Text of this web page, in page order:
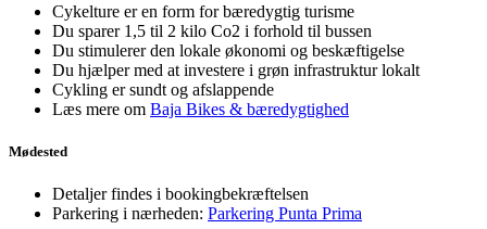
Cykelture er en form for bæredygtig turisme
Du sparer 1,5 til 2 kilo Co2 i forhold til bussen
Du stimulerer den lokale økonomi og beskæftigelse
Du hjælper med at investere i grøn infrastruktur lokalt
Cykling er sundt og afslappende
Læs mere om Baja Bikes & bæredygtighed
Mødested
Detaljer findes i bookingbekræftelsen
Parkering i nærheden: Parkering Punta Prima